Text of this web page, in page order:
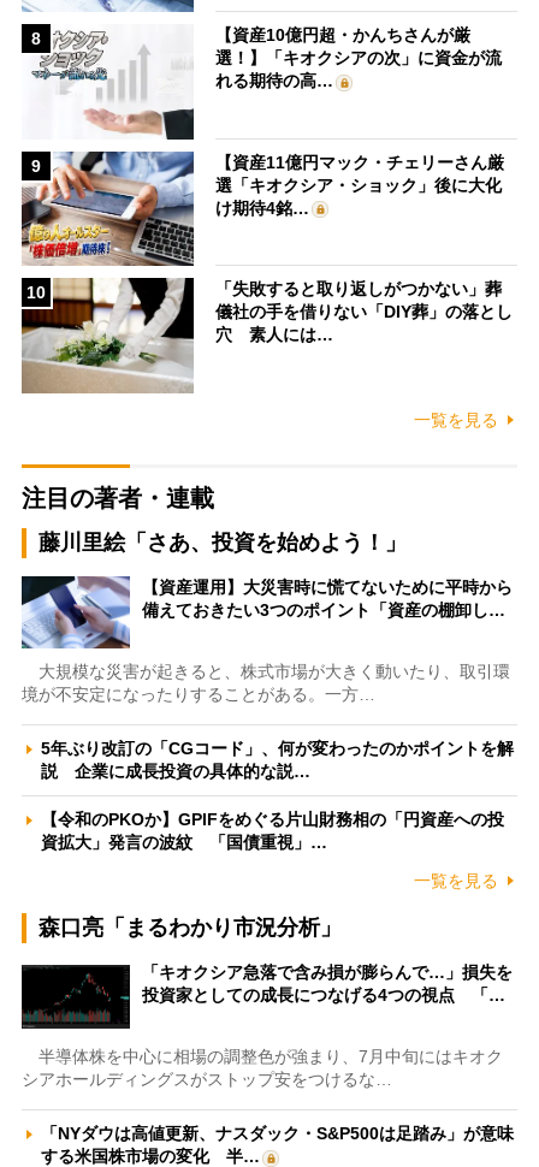
8
【資産10億円超・かんちさんが厳
選！】「キオクシアの次」に資金が流
れる期待の高…
9
【資産11億円マック・チェリーさん厳
選「キオクシア・ショック」後に大化
け期待4銘…
10
「失敗すると取り返しがつかない」葬
儀社の手を借りない「DIY葬」の落とし
穴 素人には…
一覧を見る
注目の著者・連載
藤川里絵「さあ、投資を始めよう！」
【資産運用】大災害時に慌てないために平時から
備えておきたい3つのポイント「資産の棚卸し…
大規模な災害が起きると、株式市場が大きく動いたり、取引環
境が不安定になったりすることがある。一方…
5年ぶり改訂の「CGコード」、何が変わったのかポイントを解
説 企業に成長投資の具体的な説…
【令和のPKOか】GPIFをめぐる片山財務相の「円資産への投
資拡大」発言の波紋 「国債重視」…
一覧を見る
森口亮「まるわかり市況分析」
「キオクシア急落で含み損が膨らんで…」損失を
投資家としての成長につなげる4つの視点 「…
半導体株を中心に相場の調整色が強まり、7月中旬にはキオク
シアホールディングスがストップ安をつけるな…
「NYダウは高値更新、ナスダック・S&P500は足踏み」が意味
する米国株市場の変化 半…